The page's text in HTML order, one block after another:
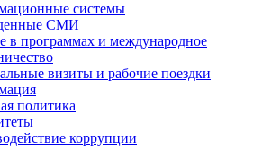
системы
СМИ
в программах и международное
визиты и рабочие поездки
политика
коррупции